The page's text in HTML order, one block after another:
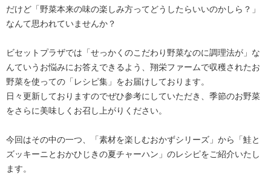
だけど「野菜本来の味の楽しみ方ってどうしたらいいのかしら？」
なんて思われていませんか？
ビセットプラザでは「せっかくのこだわり野菜なのに調理法が」な
んていうお悩みにお答えできるよう、翔栄ファームで収穫されたお
野菜を使っての「レシピ集」をお届けしております。
日々更新しておりますのでぜひ参考にしていただき、季節のお野菜
をさらに美味しくお召し上がりください。
今回はその中の一つ、「素材を楽しむおかずシリーズ」から「鮭と
ズッキーニとおかひじきの夏チャーハン」のレシピをご紹介いたし
ます。